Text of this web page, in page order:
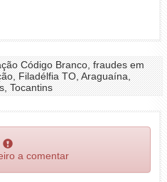
Código Branco, fraudes em
Filadélfia TO, Araguaína,
Tocantins
a comentar